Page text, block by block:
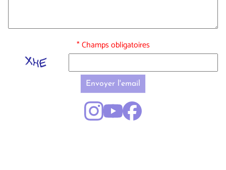
* Champs obligatoires
Envoyer l'email